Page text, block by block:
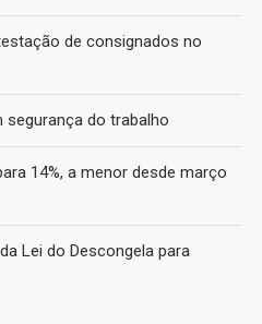
de consignados no
segurança do trabalho
14%, a menor desde março
Lei do Descongela para